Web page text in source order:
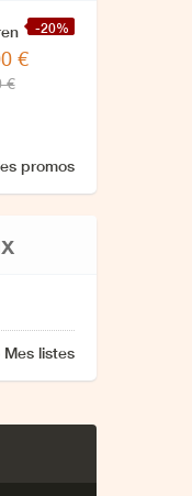
-20%
€
€
promos
Mes listes